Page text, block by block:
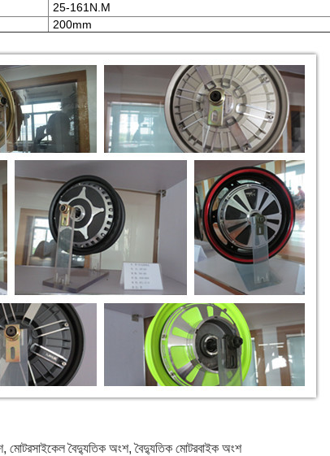
25-161N.M
200mm
, মোটরসাইকেল বৈদ্যুতিক অংশ, বৈদ্যুতিক মোটরবাইক অংশ